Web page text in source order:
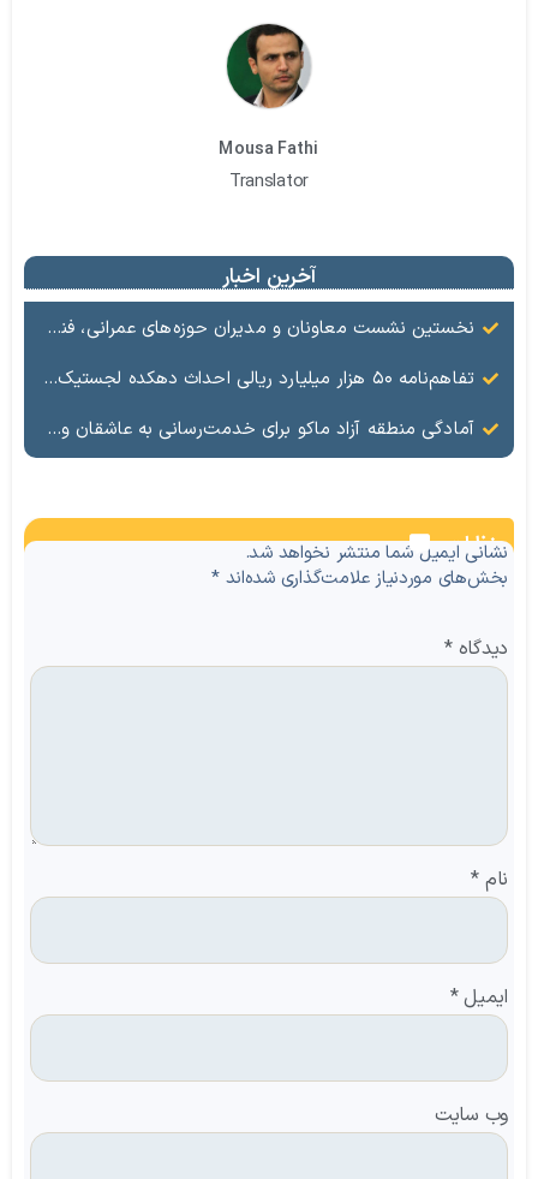
Mousa Fathi
Translator
آخرین اخبار
نخستین نشست معاونان و مدیران حوزه‌های عمرانی، فنی، شهرسازی، محیط‌زیست، خدمات شهری و لجستیک ۱۸ منطقه آزاد در سال ۱۴۰۵ برگزار شد
تفاهم‌نامه ۵۰ هزار میلیارد ریالی احداث دهکده لجستیک ماکو امضا شد
آمادگی منطقه آزاد ماکو برای خدمت‌رسانی به عاشقان ولایت در آیین وداع و تشییع قائد امت
نظرات
نشانی ایمیل شما منتشر نخواهد شد.
بخش‌های موردنیاز علامت‌گذاری شده‌اند*
دیدگاه*
نام *
ایمیل*
وب‌ سایت